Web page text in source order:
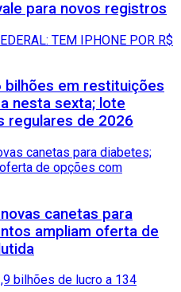
para novos registros
bilhões em restituições
nesta sexta; lote
regulares de 2026
canetas para
ampliam oferta de